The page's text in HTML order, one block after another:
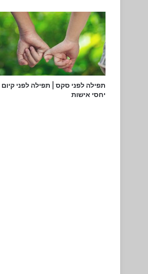
תפילה לפני סקס | תפילה לפני קיום
יחסי אישות